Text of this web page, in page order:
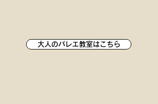
大人のバレエ教室はこちら